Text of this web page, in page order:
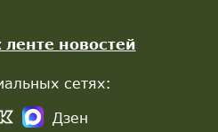
ленте новостей
сетях:
Дзен